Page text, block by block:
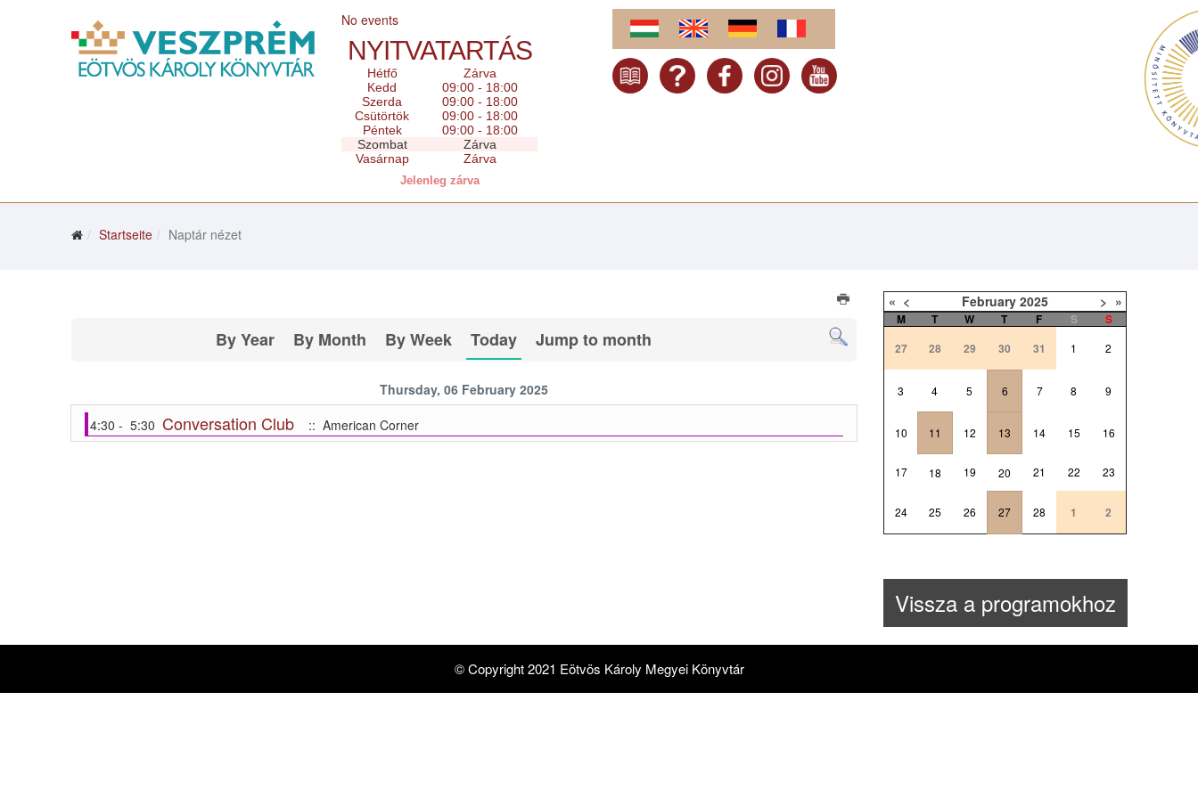
No events
NYITVATARTÁS
Hétfő
Zárva
Kedd
09:00 - 18:00
Szerda
09:00 - 18:00
Csütörtök
09:00 - 18:00
Péntek
09:00 - 18:00
Szombat
Zárva
Vasárnap
Zárva
Jelenleg zárva
Startseite Naptár nézet
By Year By Month By Week Today Jump to month
Thursday, 06 February 2025
4:30 - 5:30 Conversation Club :: American Corner
« < February 2025 > »
M T W T F S
S
27
28 29 30 31 1 2
3 4 5 6 7 8 9
10 11 12 13 14 15 16
17 18 19 20 21 22 23
24 25 26 27 28 1 2
Vissza a programokhoz
© Copyright 2021 Eötvös Károly Megyei Könyvtár